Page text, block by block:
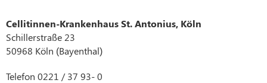
Cellitinnen-Krankenhaus St. Antonius, Köln
Schillerstraße 23
50968 Köln (Bayenthal)
Telefon 0221 / 37 93- 0